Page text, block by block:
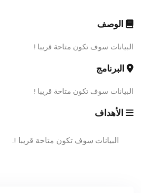
الوصف
البيانات سوف تكون متاحة قريبا !
البرنامج
البيانات سوف تكون متاحة قريبا !
الأهداف
البيانات سوف تكون متاحة قريبا !.